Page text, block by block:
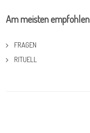
Am meisten empfohlen
FRAGEN
RITUELL